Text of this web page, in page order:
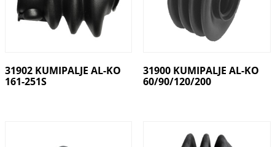
31902 KUMIPALJE AL-KO
161-251S
31900 KUMIPALJE AL-KO
60/90/120/200